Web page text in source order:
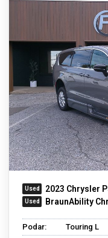
2023 Chrysler
BraunAbility
Podar:
Touring L